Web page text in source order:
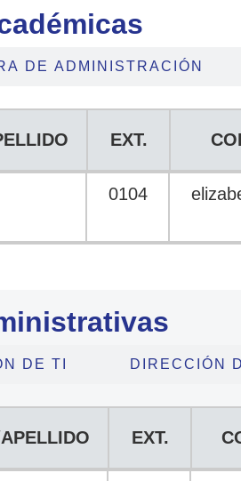
DE ADMINISTRACIÓN
EXT.
EXT.
0104
DE TI DIRECCIÓN
EXT.